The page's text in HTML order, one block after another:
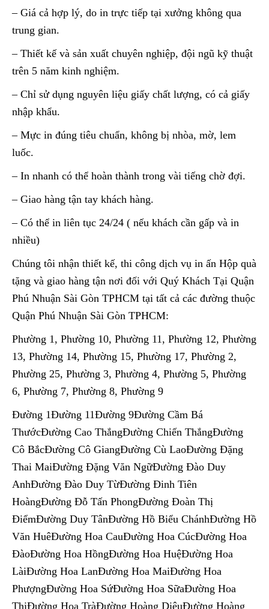
– Giá cả hợp lý, do in trực tiếp tại xưởng không qua
trung gian.
– Thiết kế và sản xuất chuyên nghiệp, đội ngũ kỹ thuật
trên 5 năm kinh nghiệm.
– Chỉ sử dụng nguyên liệu giấy chất lượng, có cả giấy
nhập khẩu.
– Mực in đúng tiêu chuẩn, không bị nhòa, mờ, lem
luốc.
– In nhanh có thể hoàn thành trong vài tiếng chờ đợi.
– Giao hàng tận tay khách hàng.
– Có thể in liên tục 24/24 ( nếu khách cần gấp và in
nhiều)
Chúng tôi nhận thiết kế, thi công dịch vụ in ấn Hộp quà
tặng và giao hàng tận nơi đối với Quý Khách Tại Quận
Phú Nhuận Sài Gòn TPHCM tại tất cả các đường thuộc
Quận Phú Nhuận Sài Gòn TPHCM:
Phường 1, Phường 10, Phường 11, Phường 12, Phường
13, Phường 14, Phường 15, Phường 17, Phường 2,
Phường 25, Phường 3, Phường 4, Phường 5, Phường
6, Phường 7, Phường 8, Phường 9
Đường 1Đường 11Đường 9Đường Cầm Bá
ThướcĐường Cao ThắngĐường Chiến ThắngĐường
Cô BắcĐường Cô GiangĐường Cù LaoĐường Đặng
Thai MaiĐường Đặng Văn NgữĐường Đào Duy
AnhĐường Đào Duy TừĐường Đinh Tiên
HoàngĐường Đỗ Tấn PhongĐường Đoàn Thị
ĐiểmĐường Duy TânĐường Hồ Biểu ChánhĐường Hồ
Văn HuêĐường Hoa CauĐường Hoa CúcĐường Hoa
ĐàoĐường Hoa HồngĐường Hoa HuệĐường Hoa
LàiĐường Hoa LanĐường Hoa MaiĐường Hoa
PhượngĐường Hoa SứĐường Hoa SữaĐường Hoa
ThịĐường Hoa TràĐường Hoàng DiệuĐường Hoàng